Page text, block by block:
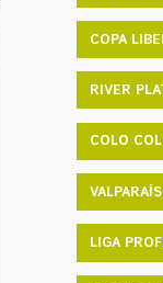
COPA
RIVER
COLO
LIGA